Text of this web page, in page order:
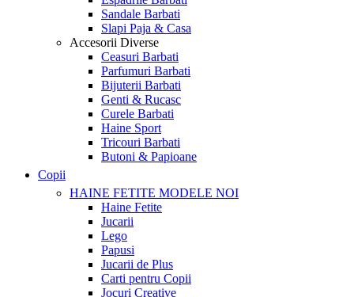
Sandale Barbati
Slapi Paja & Casa
Accesorii Diverse
Ceasuri Barbati
Parfumuri Barbati
Bijuterii Barbati
Genti & Rucasc
Curele Barbati
Haine Sport
Tricouri Barbati
Butoni & Papioane
Copii
HAINE FETITE MODELE NOI
Haine Fetite
Jucarii
Lego
Papusi
Jucarii de Plus
Carti pentru Copii
Jocuri Creative